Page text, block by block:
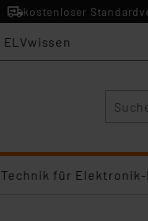
kostenloser
ELVwissen
Technik für